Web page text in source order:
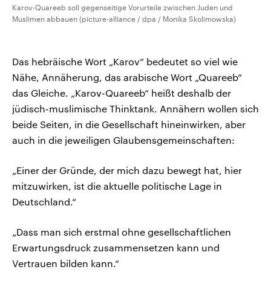
Karov-Quareeb soll gegenseitige Vorurteile zwischen Juden und
Muslimen abbauen (picture-alliance / dpa / Monika Skolimowska)
Das hebräische Wort „Karov“ bedeutet so viel wie
Nähe, Annäherung, das arabische Wort „Quareeb“
das Gleiche. „Karov-Quareeb“ heißt deshalb der
jüdisch-muslimische Thinktank. Annähern wollen sich
beide Seiten, in die Gesellschaft hineinwirken, aber
auch in die jeweiligen Glaubensgemeinschaften:
„Einer der Gründe, der mich dazu bewegt hat, hier
mitzuwirken, ist die aktuelle politische Lage in
Deutschland.“
„Dass man sich erstmal ohne gesellschaftlichen
Erwartungsdruck zusammensetzen kann und
Vertrauen bilden kann.“